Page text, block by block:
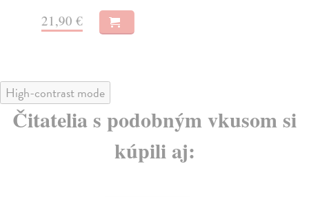
21,90 €
High-contrast mode
Čitatelia s podobným vkusom si
kúpili aj: